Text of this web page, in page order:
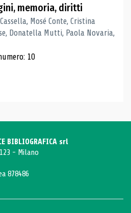
memoria, diritti
Mosé Conte, Cristina
Donatella Mutti, Paola Novaria,
10
BIBLIOGRAFICA srl
- Milano
878486